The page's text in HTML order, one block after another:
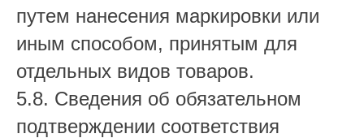
путем нанесения маркировки или
иным способом, принятым для
отдельных видов товаров.
5.8. Сведения об обязательном
подтверждении соответствия